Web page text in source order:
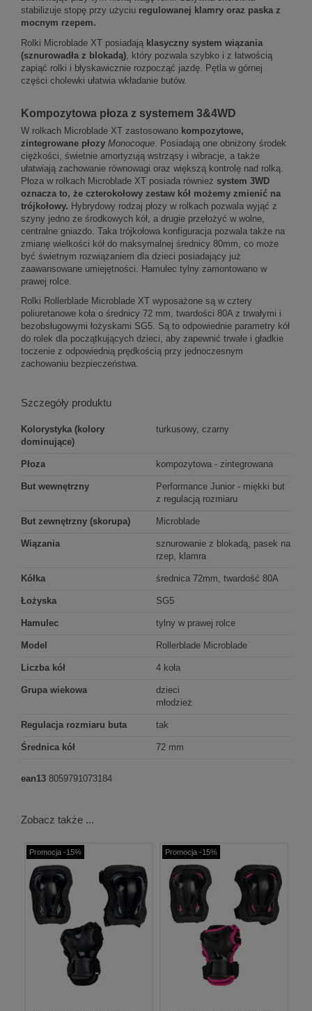
stabilizuje stopę przy użyciu regulowanej klamry oraz paska z
mocnym rzepem.
Rolki Microblade XT posiadają klasyczny system wiązania
(sznurowadła z blokadą) , który pozwala szybko i z łatwością
zapiąć rolki i błyskawicznie rozpocząć jazdę. Pętla w górnej
części cholewki ułatwia wkładanie butów.
Kompozytowa płoza z systemem 3&4WD
W rolkach Microblade XT zastosowano kompozytowe,
zintegrowane płozy Monocoque . Posiadają one obniżony środek
ciężkości, świetnie amortyzują wstrząsy i wibracje, a także
ułatwiają zachowanie równowagi oraz większą kontrolę nad rolką.
Płoza w rolkach Microblade XT posiada również system 3WD
oznacza to, że czterokołowy zestaw kół możemy zmienić na
trójkołowy. Hybrydowy rodzaj płozy w rolkach pozwala wyjąć z
szyny jedno ze środkowych kół, a drugie przełożyć w wolne,
centralne gniazdo. Taka trójkołowa konfiguracja pozwala także na
zmianę wielkości kół do maksymalnej średnicy 80mm, co może
być świetnym rozwiązaniem dla dzieci posiadający już
zaawansowane umiejętności. Hamulec tylny zamontowano w
prawej rolce.
Rolki Rollerblade Microblade XT wyposażone są w cztery
poliuretanowe koła o średnicy 72 mm, twardości 80A z trwałymi i
bezobsługowymi łożyskami SG5. Są to odpowiednie parametry kół
do rolek dla początkujących dzieci, aby zapewnić trwałe i gładkie
toczenie z odpowiednią prędkością przy jednoczesnym
zachowaniu bezpieczeństwa.
Szczegóły produktu
Kolorystyka (kolory
dominujące)
turkusowy, czarny
Płoza kompozytowa - zintegrowana
But wewnętrzny
Performance Junior - miękki but
z regulacją rozmiaru
But zewnętrzny (skorupa) Microblade
Wiązania
sznurowanie z blokadą, pasek na
rzep, klamra
Kółka średnica 72mm, twardość 80A
Łożyska SG5
Hamulec tylny w prawej rolce
Model Rollerblade Microblade
Liczba kół 4 koła
Grupa wiekowa
dzieci
młodzież
Regulacja rozmiaru buta tak
Średnica kół 72 mm
ean13 8059791073184
Zobacz także ...
Promocja -15% Promocja -15%